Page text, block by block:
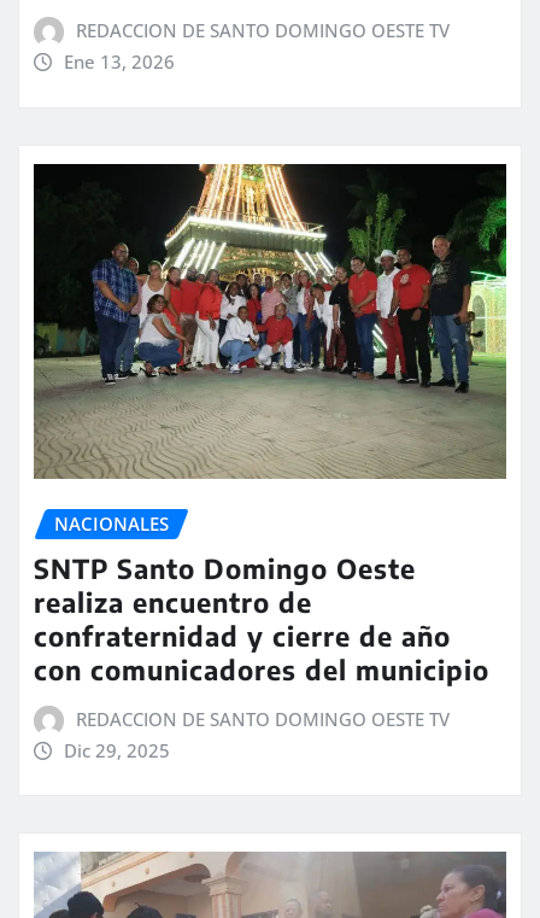
REDACCION DE SANTO DOMINGO OESTE TV
Ene 13, 2026
NACIONALES
SNTP Santo Domingo Oeste
realiza encuentro de
confraternidad y cierre de año
con comunicadores del municipio
REDACCION DE SANTO DOMINGO OESTE TV
Dic 29, 2025